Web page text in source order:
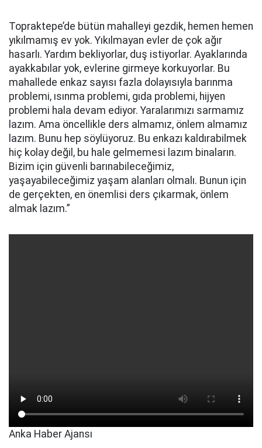
Topraktepe’de bütün mahalleyi gezdik, hemen hemen
yıkılmamış ev yok. Yıkılmayan evler de çok ağır
hasarlı. Yardım bekliyorlar, duş istiyorlar. Ayaklarında
ayakkabılar yok, evlerine girmeye korkuyorlar. Bu
mahallede enkaz sayısı fazla dolayısıyla barınma
problemi, ısınma problemi, gıda problemi, hijyen
problemi hala devam ediyor. Yaralarımızı sarmamız
lazım. Ama öncellikle ders almamız, önlem almamız
lazım. Bunu hep söylüyoruz. Bu enkazı kaldırabilmek
hiç kolay değil, bu hale gelmemesi lazım binaların.
Bizim için güvenli barınabileceğimiz,
yaşayabileceğimiz yaşam alanları olmalı. Bunun için
de gerçekten, en önemlisi ders çıkarmak, önlem
almak lazım.”
Anka Haber Ajansı